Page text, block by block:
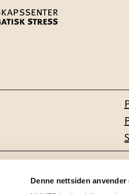
Denne nettsiden anvender